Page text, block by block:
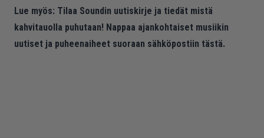
Lue myös: Tilaa Soundin uutiskirje ja tiedät mistä
kahvitauolla puhutaan! Nappaa ajankohtaiset musiikin
uutiset ja puheenaiheet suoraan sähköpostiin tästä.